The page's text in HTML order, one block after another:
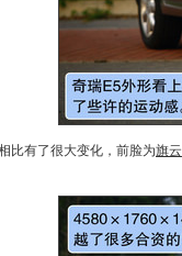
比有了很大变化，前脸为旗云